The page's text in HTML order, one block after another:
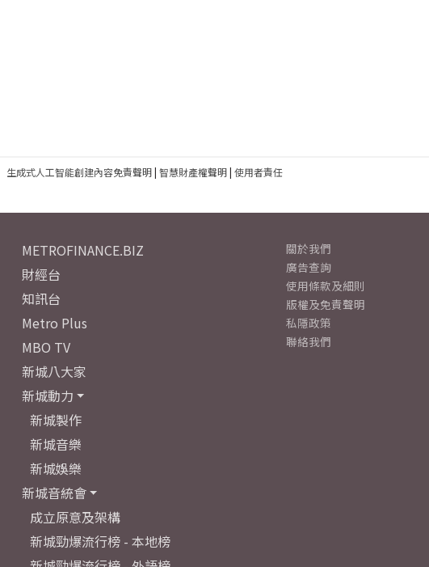
生成式人工智能創建內容免責聲明| 智慧財產權聲明| 使用者責任
METROFINANCE.BIZ
財經台
知訊台
Metro Plus
MBO TV
新城八大家
新城動力
新城製作
新城音樂
新城娛樂
新城音統會
成立原意及架構
新城勁爆流行榜 - 本地榜
關於我們
廣告查詢
使用條款及細則
版權及免責聲明
私隱政策
聯絡我們